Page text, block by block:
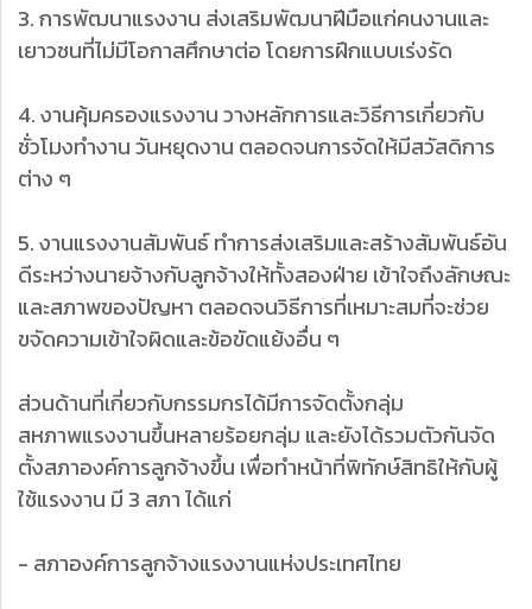
3. การพัฒนาแรงงาน ส่งเสริมพัฒนาฝีมือแก่คนงานและ
เยาวชนที่ไม่มีโอกาสศึกษาต่อ โดยการฝึกแบบเร่งรัด
4. งานคุ้มครองแรงงาน วางหลักการและวิธีการเกี่ยวกับ
ชั่วโมงทำงาน วันหยุดงาน ตลอดจนการจัดให้มีสวัสดิการ
ต่าง ๆ
5. งานแรงงานสัมพันธ์ ทำการส่งเสริมและสร้างสัมพันธ์อัน
ดีระหว่างนายจ้างกับลูกจ้างให้ทั้งสองฝ่าย เข้าใจถึงลักษณะ
และสภาพของปัญหา ตลอดจนวิธีการที่เหมาะสมที่จะช่วย
ขจัดความเข้าใจผิดและข้อขัดแย้งอื่น ๆ
ส่วนด้านที่เกี่ยวกับกรรมกรได้มีการจัดตั้งกลุ่ม
สหภาพแรงงานขึ้นหลายร้อยกลุ่ม และยังได้รวมตัวกันจัด
ตั้งสภาองค์การลูกจ้างขึ้น เพื่อทำหน้าที่พิทักษ์สิทธิให้กับผู้
ใช้แรงงาน มี 3 สภา ได้แก่
- สภาองค์การลูกจ้างแรงงานแห่งประเทศไทย